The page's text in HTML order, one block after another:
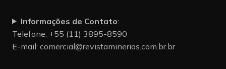
Informações de Contato:
Telefone: +55 (11) 3895-8590
E-mail: comercial@revistaminerios.com.br.br